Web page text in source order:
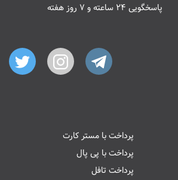
پاسخگویی ۲۴ ساعته و ۷ روز هفته
پرداخت با مستر کارت
پرداخت با پی پال
پرداخت تافل